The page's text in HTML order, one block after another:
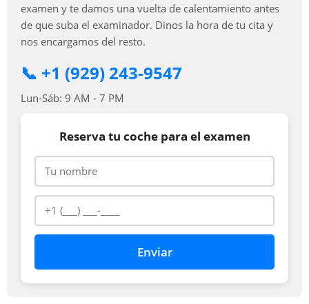
examen y te damos una vuelta de calentamiento antes
de que suba el examinador. Dinos la hora de tu cita y
nos encargamos del resto.
📞 +1 (929) 243-9547
Lun-Sáb: 9 AM - 7 PM
Reserva tu coche para el examen
Enviar